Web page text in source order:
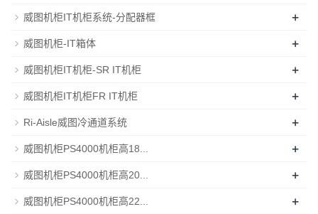
威图机柜IT机柜系统-分配器框 +
威图机柜-IT箱体 +
威图机柜IT机柜-SR IT机柜 +
威图机柜IT机柜FR IT机柜 +
Ri-Aisle威图冷通道系统 +
威图机柜PS4000机柜高18... +
威图机柜PS4000机柜高20... +
威图机柜PS4000机柜高22... +